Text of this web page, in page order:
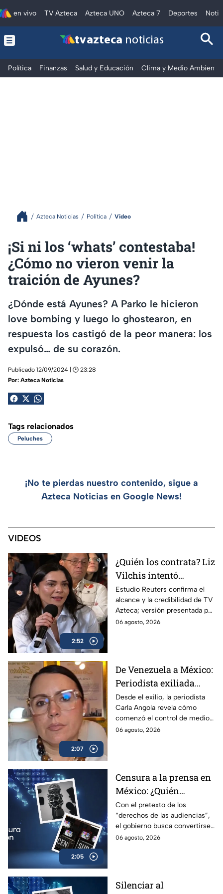
en vivo TV Azteca Azteca UNO Azteca 7 Deportes
tv azteca noticias
Política Finanzas Salud y Educación Clima y Medio Ambiente
Azteca Noticias Política Video
¡Si ni los ‘whats’ contestaba!
¿Cómo no vieron venir la
traición de Ayunes?
¿Dónde está Ayunes? A Parko le hicieron
love bombing y luego lo ghostearon, en
respuesta los castigó de la peor manera: los
expulsó… de su corazón.
Publicado 12/09/2024 | 🕑 23:28
Por: Azteca Noticias
Tags relacionados
Peluches
¡No te pierdas nuestro contenido, sigue a
Azteca Noticias en Google News!
VIDEOS
2:52
¿Quién los contrata? Liz
Vilchis intentó
desvirtuar estudio de
Reuters sobre la
credibilidad de TV
Azteca
Estudio Reuters confirma el
alcance y la credibilidad de TV
Azteca; versión presentada por
Liz Vilchis fue cuestionada al
06 agosto, 2026
2:07
De Venezuela a México:
Periodista exiliada
alerta sobre los
peligros de censurar a
la prensa
Desde el exilio, la periodista
Carla Angola revela cómo
comenzó el control de medios
en Venezuela y por qué México
06 agosto, 2026
2:05
Censura a la prensa en
México: ¿Quién
sancionará las
mentiras oficiales del
gobierno?
Con el pretexto de los
“derechos de las audiencias”,
el gobierno busca convertirse
en el árbitro supremo de la
06 agosto, 2026
Silenciar al